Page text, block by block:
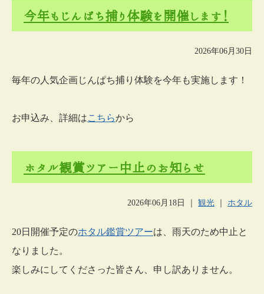
今年もじんぱち捕り体験を開催します！
2026年06月30日
毎年の人気企画じんぱち捕り体験を今年も実施します！
お申込み、詳細はこちらから
ホタル観賞ツアー中止のお知らせ
2026年06月18日 観光 ホタル
20日開催予定のホタル鑑賞ツアーは、雨天のため中止と
なりました。
楽しみにしてくださった皆さん、申し訳ありません。